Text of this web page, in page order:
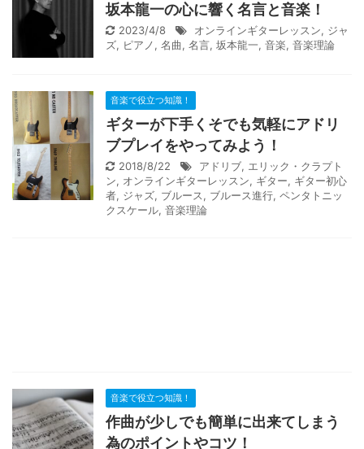
坂本龍一の心に響く名言と音楽！
2023/4/8 オンラインギターレッスン, ジャ
ズ, ピアノ, 名曲, 名言, 坂本龍一, 音楽, 音楽理論
音楽で役立つ知識！
ギターが下手くそでも気軽にアドリ
ブプレイをやってみよう！
2018/8/22 アドリブ, エリック・クラプト
ン, オンラインギターレッスン, ギター, ギター初心
者, ジャズ, ブルース, ブルース進行, ペンタトニッ
クスケール, 音楽理論
音楽で役立つ知識！
作曲が少しでも簡単に出来てしまう
為のポイントやコツ！